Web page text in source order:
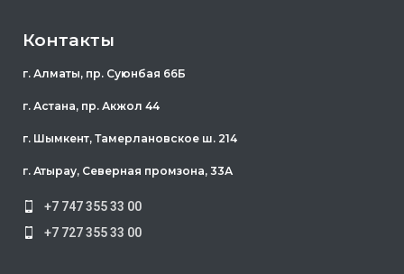
Контакты
г. Алматы, пр. Суюнбая 66Б
г. Астана, пр. Акжол 44
г. Шымкент, Тамерлановское ш. 214
г. Атырау, Северная промзона, 33А
+7 747 355 33 00
+7 727 355 33 00